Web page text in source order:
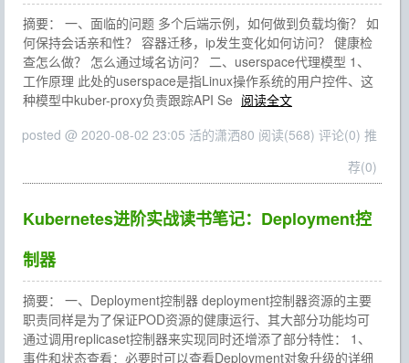
摘要： 一、面临的问题 多个后端示例，如何做到负载均衡？ 如
何保持会话亲和性？ 容器迁移，ip发生变化如何访问？ 健康检
查怎么做？ 怎么通过域名访问？ 二、userspace代理模型 1、
工作原理 此处的userspace是指Linux操作系统的用户控件、这
种模型中kuber-proxy负责跟踪API Se 阅读全文
posted @ 2020-08-02 23:05 活的潇洒80 阅读(568) 评论(0) 推
荐(0)
Kubernetes进阶实战读书笔记：Deployment控
制器
摘要： 一、Deployment控制器 deployment控制器资源的主要
职责同样是为了保证POD资源的健康运行、其大部分功能均可
通过调用replicaset控制器来实现同时还增添了部分特性： 1、
事件和状态查看：必要时可以查看Deployment对象升级的详细